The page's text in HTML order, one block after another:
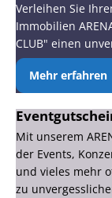
Verleihen Sie
Immobilien
CLUB" einen
Mehr erfahren
Mit unserem
der Events,
und vieles mehr
zu